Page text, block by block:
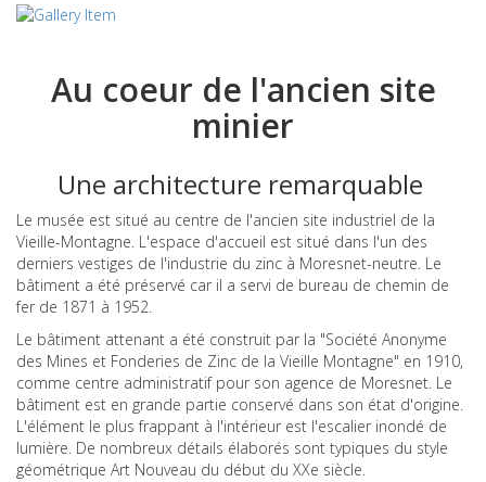
Au coeur de l'ancien site
minier
Une architecture remarquable
Le musée est situé au centre de l'ancien site industriel de la
Vieille-Montagne. L'espace d'accueil est situé dans l'un des
derniers vestiges de l'industrie du zinc à Moresnet-neutre. Le
bâtiment a été préservé car il a servi de bureau de chemin de
fer de 1871 à 1952.
Le bâtiment attenant a été construit par la "Société Anonyme
des Mines et Fonderies de Zinc de la Vieille Montagne" en 1910,
comme centre administratif pour son agence de Moresnet. Le
bâtiment est en grande partie conservé dans son état d'origine.
L'élément le plus frappant à l'intérieur est l'escalier inondé de
lumière. De nombreux détails élaborés sont typiques du style
géométrique Art Nouveau du début du XXe siècle.